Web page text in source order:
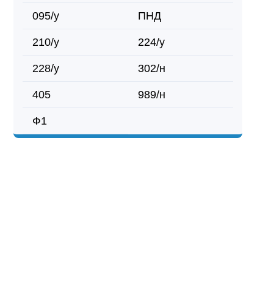
095/у ПНД
210/у 224/у
228/у 302/н
405 989/н
Ф1